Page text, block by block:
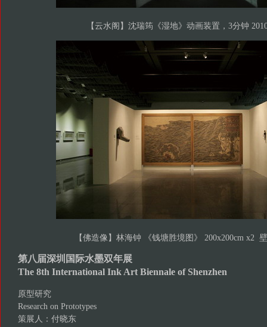
【云水阁】沈瑞筠《湿地》动画装置，3分钟
【佛造像】林海钟 《钱塘胜境图》 200x200cm x2
第八届深圳国际水墨双年展
The 8th International Ink Art Biennale of Shenzhen
原型研究
Research on Prototypes
策展人：付晓东